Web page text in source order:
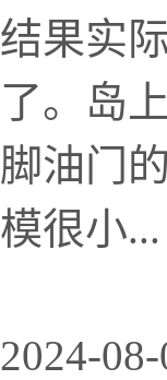
结果实
了。岛
脚油门
模很小...
2024-08-